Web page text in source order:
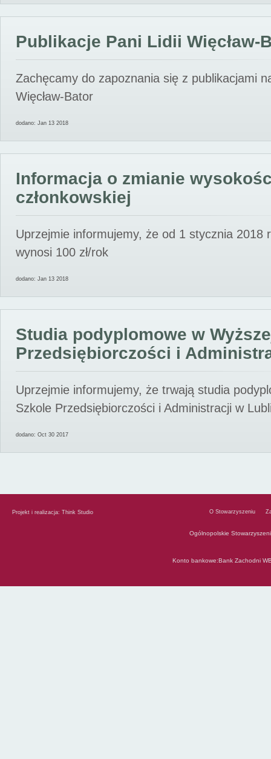
Publikacje Pani Lidii Więcław-
Zachęcamy do zapoznania się z publikacjami
Więcław-Bator
dodano: Jan 13 2018
Informacja o zmianie
członkowskiej
Uprzejmie informujemy, że od 1 stycznia 2018
wynosi 100 zł/rok
dodano: Jan 13 2018
Studia podyplomowe w
Przedsiębiorczości i
Uprzejmie informujemy, że trwają studia
Szkole Przedsiębiorczości i Administracji w
dodano: Oct 30 2017
Projekt i realizacja: Think Studio O Stowarzyszeniu
Ogólnopolskie
Konto bankowe:Bank Zachodni